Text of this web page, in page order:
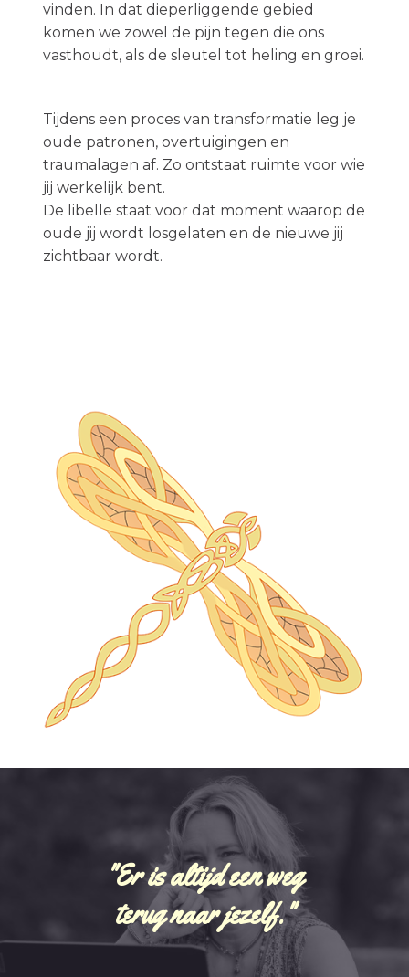
vinden. In dat dieperliggende gebied
komen we zowel de pijn tegen die ons
vasthoudt, als de sleutel tot heling en groei.
Tijdens een proces van transformatie leg je
oude patronen, overtuigingen en
traumalagen af. Zo ontstaat ruimte voor wie
jij werkelijk bent.
De libelle staat voor dat moment waarop de
oude jij wordt losgelaten en de nieuwe jij
zichtbaar wordt.
"Er is altijd een weg
terug naar jezelf."